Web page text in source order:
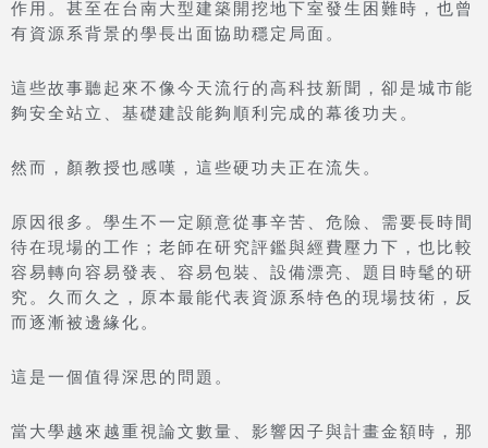
作用。甚至在台南大型建築開挖地下室發生困難時，也曾
有資源系背景的學長出面協助穩定局面。
這些故事聽起來不像今天流行的高科技新聞，卻是城市能
夠安全站立、基礎建設能夠順利完成的幕後功夫。
然而，顏教授也感嘆，這些硬功夫正在流失。
原因很多。學生不一定願意從事辛苦、危險、需要長時間
待在現場的工作；老師在研究評鑑與經費壓力下，也比較
容易轉向容易發表、容易包裝、設備漂亮、題目時髦的研
究。久而久之，原本最能代表資源系特色的現場技術，反
而逐漸被邊緣化。
這是一個值得深思的問題。
當大學越來越重視論文數量、影響因子與計畫金額時，那